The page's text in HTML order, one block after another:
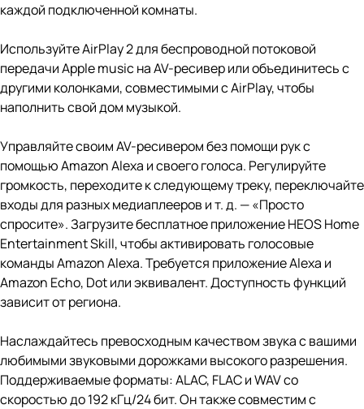
каждой подключенной комнаты.
Используйте AirPlay 2 для беспроводной потоковой
передачи Apple music на AV-ресивер или объединитесь с
другими колонками, совместимыми с AirPlay, чтобы
наполнить свой дом музыкой.
Управляйте своим AV-ресивером без помощи рук с
помощью Amazon Alexa и своего голоса. Регулируйте
громкость, переходите к следующему треку, переключайте
входы для разных медиаплееров и т. д. — «Просто
спросите». Загрузите бесплатное приложение HEOS Home
Entertainment Skill, чтобы активировать голосовые
команды Amazon Alexa. Требуется приложение Alexa и
Amazon Echo, Dot или эквивалент. Доступность функций
зависит от региона.
Наслаждайтесь превосходным качеством звука с вашими
любимыми звуковыми дорожками высокого разрешения.
Поддерживаемые форматы: ALAC, FLAC и WAV со
скоростью до 192 кГц/24 бит. Он также совместим с